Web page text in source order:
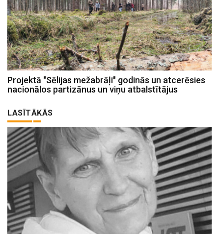
Projektā "Sēlijas mežabrāļi" godinās un atcerēsies
nacionālos partizānus un viņu atbalstītājus
LASĪTĀKĀS